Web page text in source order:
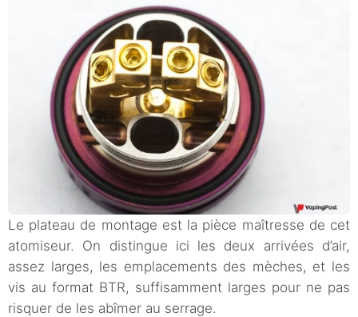
Le plateau de montage est la pièce maîtresse de cet
atomiseur. On distingue ici les deux arrivées d’air,
assez larges, les emplacements des mèches, et les
vis au format BTR, suffisamment larges pour ne pas
risquer de les abîmer au serrage.